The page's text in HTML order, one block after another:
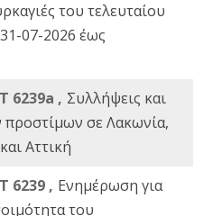
του τελευταίου
07-2026 έως
6239a , Συλλήψεις και
προστίμων σε Λακωνία,
Αττική
6239 , Ενημέρωση για
του